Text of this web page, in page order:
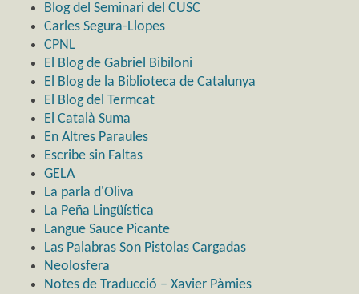
Blog del Seminari del CUSC
Carles Segura-Llopes
CPNL
El Blog de Gabriel Bibiloni
El Blog de la Biblioteca de Catalunya
El Blog del Termcat
El Català Suma
En Altres Paraules
Escribe sin Faltas
GELA
La parla d'Oliva
La Peña Lingüística
Langue Sauce Picante
Las Palabras Son Pistolas Cargadas
Neolosfera
Notes de Traducció – Xavier Pàmies